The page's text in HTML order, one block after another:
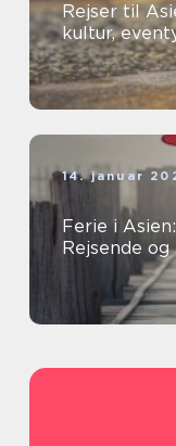
Rejser til
kultur,
14. januar
Ferie i
Rejsende